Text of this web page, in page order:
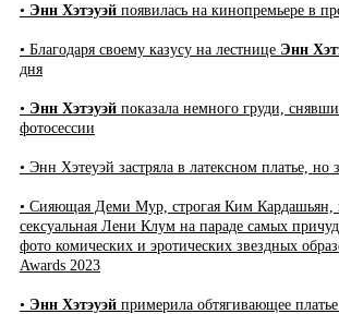
• Энн Хэтэуэй появилась на кинопремьере в
• Благодаря своему казусу на лестнице Энн
дня
• Энн Хэтэуэй показала немного груди,
фотосессии
• Энн Хэтеуэй застряла в латексном платье, но
• Сияющая Деми Мур, строгая Ким Кардашьян,
сексуальная Лени Клум на параде самых
фото комических и эротических звездных
Awards 2023
• Энн Хэтэуэй примерила обтягивающее